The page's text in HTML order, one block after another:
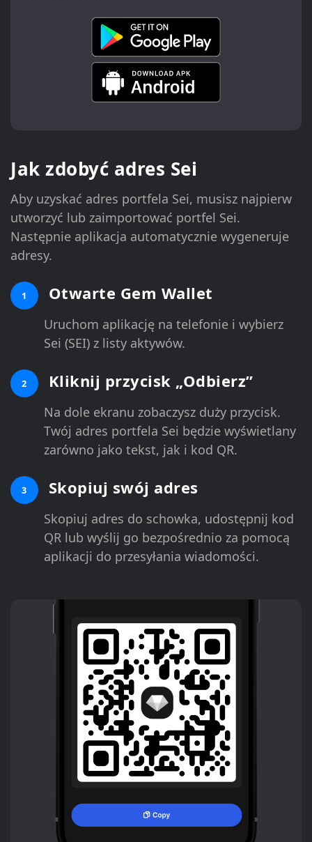
Jak zdobyć adres Sei
Aby uzyskać adres portfela Sei, musisz najpierw
utworzyć lub zaimportować portfel Sei.
Następnie aplikacja automatycznie wygeneruje
adresy.
1 Otwarte Gem Wallet
Uruchom aplikację na telefonie i wybierz
Sei (SEI) z listy aktywów.
2 Kliknij przycisk „Odbierz”
Na dole ekranu zobaczysz duży przycisk.
Twój adres portfela Sei będzie wyświetlany
zarówno jako tekst, jak i kod QR.
3 Skopiuj swój adres
Skopiuj adres do schowka, udostępnij kod
QR lub wyślij go bezpośrednio za pomocą
aplikacji do przesyłania wiadomości.